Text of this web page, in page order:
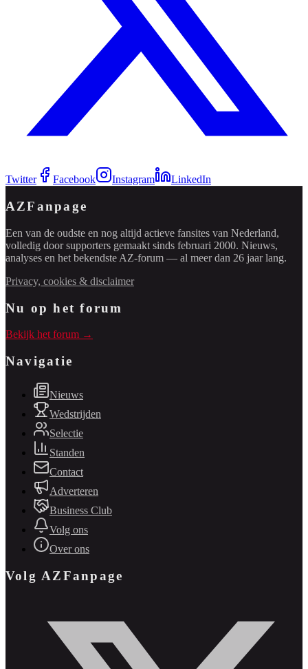
Twitter Facebook Instagram LinkedIn
AZFanpage
Een van de oudste en nog altijd actieve fansites van Nederland,
volledig door supporters gemaakt sinds februari 2000. Nieuws,
analyses en het bekendste AZ-forum — al meer dan 26 jaar lang.
Privacy, cookies & disclaimer
Nu op het forum
Bekijk het forum →
Navigatie
Nieuws
Wedstrijden
Selectie
Standen
Contact
Adverteren
Business Club
Volg ons
Over ons
Volg AZFanpage